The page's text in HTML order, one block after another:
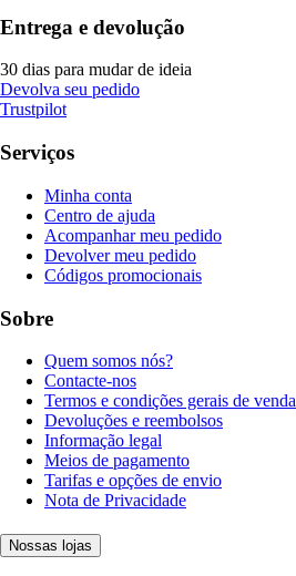
Entrega e devolução
30 dias para mudar de ideia
Devolva seu pedido
Trustpilot
Serviços
Minha conta
Centro de ajuda
Acompanhar meu pedido
Devolver meu pedido
Códigos promocionais
Sobre
Quem somos nós?
Contacte-nos
Termos e condições gerais de venda
Devoluções e reembolsos
Informação legal
Meios de pagamento
Tarifas e opções de envio
Nota de Privacidade
Nossas lojas